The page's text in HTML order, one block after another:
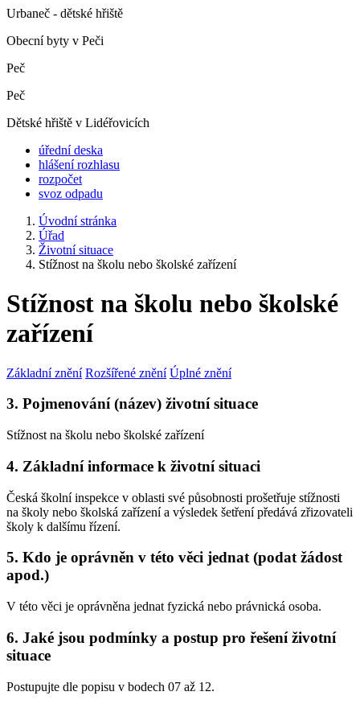
Urbaneč - dětské hřiště
Obecní byty v Peči
Peč
Peč
Dětské hřiště v Lidéřovicích
úřední deska
hlášení rozhlasu
rozpočet
svoz odpadu
Úvodní stránka
Úřad
Životní situace
Stížnost na školu nebo školské zařízení
Stížnost na školu nebo školské
zařízení
Základní znění Rozšířené znění Úplné znění
3. Pojmenování (název) životní situace
Stížnost na školu nebo školské zařízení
4. Základní informace k životní situaci
Česká školní inspekce v oblasti své působnosti prošetřuje stížnosti
na školy nebo školská zařízení a výsledek šetření předává zřizovateli
školy k dalšímu řízení.
5. Kdo je oprávněn v této věci jednat (podat žádost
apod.)
V této věci je oprávněna jednat fyzická nebo právnická osoba.
6. Jaké jsou podmínky a postup pro řešení životní
situace
Postupujte dle popisu v bodech 07 až 12.